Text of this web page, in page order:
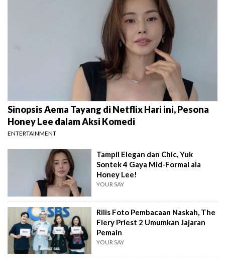
Sinopsis Aema Tayang di Netflix Hari ini, Pesona
Honey Lee dalam Aksi Komedi
ENTERTAINMENT
Tampil Elegan dan Chic, Yuk
Sontek 4 Gaya Mid-Formal ala
Honey Lee!
YOUR SAY
Rilis Foto Pembacaan Naskah, The
Fiery Priest 2 Umumkan Jajaran
Pemain
YOUR SAY